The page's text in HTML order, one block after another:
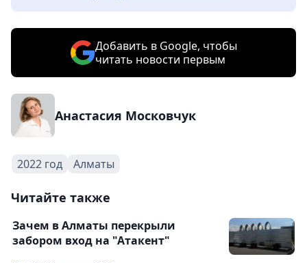
Добавить в Google, чтобы
читать новости первым
Анастасия Московчук
2022 год Алматы
Читайте также
Зачем в Алматы перекрыли
забором вход на "Атакент"